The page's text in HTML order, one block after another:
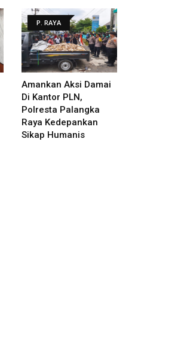
P. RAYA
Amankan Aksi Damai
Di Kantor PLN,
Polresta Palangka
Raya Kedepankan
Sikap Humanis